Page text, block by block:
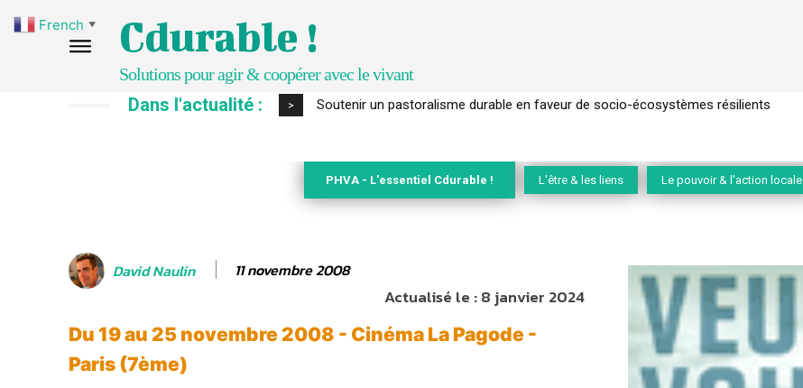
Cdurable !
Solutions pour agir & coopérer avec le vivant
Dans l'actualité : > S’inspirer de l’arbre pour un modèle économique régénératif du vivant …
PHVA - L'essentiel Cdurable ! L'être & les liens Le pouvoir & l'action locale
David Naulin 11 novembre 2008
Actualisé le :8 janvier 2024
Du 19 au 25 novembre 2008 - Cinéma La Pagode -
Paris (7ème)
French ▼